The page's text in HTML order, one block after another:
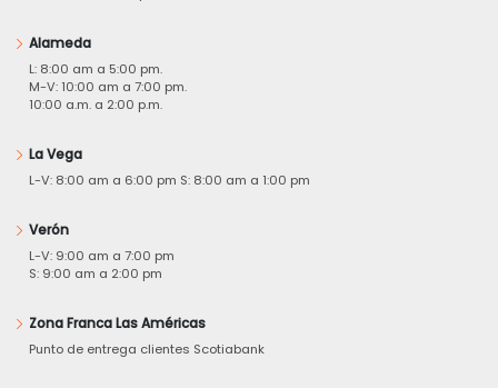
Alameda
L: 8:00 am a 5:00 pm.
M-V: 10:00 am a 7:00 pm.
10:00 a.m. a 2:00 p.m.
La Vega
L-V: 8:00 am a 6:00 pm S: 8:00 am a 1:00 pm
Verón
L-V: 9:00 am a 7:00 pm
S: 9:00 am a 2:00 pm
Zona Franca Las Américas
Punto de entrega clientes Scotiabank